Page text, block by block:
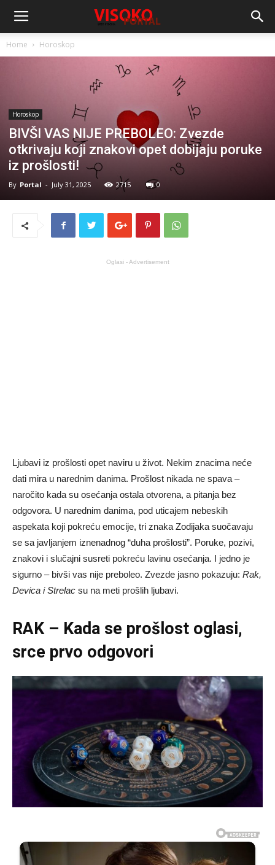
Home Horoskop
Horoskop
BIVŠI VAS NIJE PREBOLEO: Zvezde
otkrivaju koji znakovi opet dobijaju poruke
iz prošlosti!
By Portal - July 31, 2025 2715 0
Oglasi - Advertisement
Ljubavi iz prošlosti opet naviru u život. Nekim znacima neće
dati mira u narednim danima. Prošlost nikada ne spava –
naročito kada su osećanja ostala otvorena, a pitanja bez
odgovora. U narednim danima, pod uticajem nebeskih
aspekata koji pokreću emocije, tri znaka Zodijaka suočavaju
se sa javljanjem iznenadnog “duha prošlosti”. Poruke, pozivi,
znakovi i slučajni susreti pokreću lavinu osećanja. I jedno je
sigurno – bivši vas nije preboleo. Zvezde jasno pokazuju: Rak,
Devica i Strelac su na meti prošlih ljubavi.
RAK – Kada se prošlost oglasi,
srce prvo odgovori